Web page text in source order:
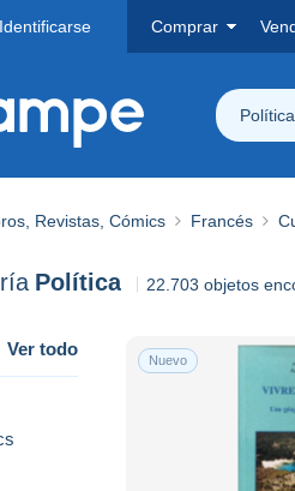
Identificarse Comprar
Política
Revistas, Cómics Francés
Política 22.703 objetos
Ver todo
Nuevo